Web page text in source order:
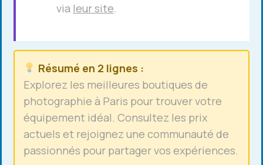
via leur site.
Résumé en 2 lignes :
Explorez les meilleures boutiques de
photographie à Paris pour trouver votre
équipement idéal. Consultez les prix
actuels et rejoignez une communauté de
passionnés pour partager vos expériences.